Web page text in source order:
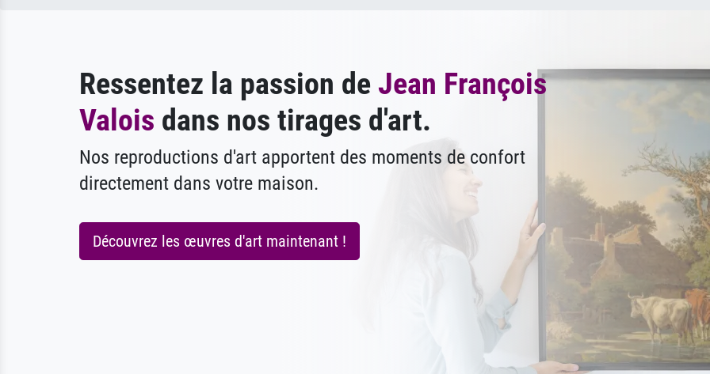
Ressentez la passion de Jean François
Valois dans nos tirages d'art.
Nos reproductions d'art apportent des moments de confort
directement dans votre maison.
Découvrez les œuvres d'art maintenant !